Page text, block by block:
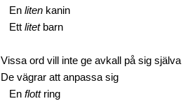
En liten kanin
Ett litetbarn
Vissa ord vill inte ge avkall på sig själva
De vägrar att anpassa sig
En flottring